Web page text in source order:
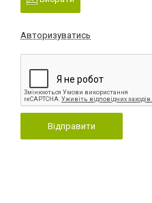
Авторизуватись
Відправити